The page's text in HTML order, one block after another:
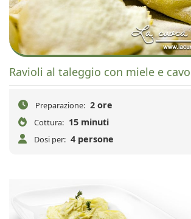
Ravioli al taleggio con miele e
Preparazione: 2 ore
Cottura: 15 minuti
Dosi per: 4 persone